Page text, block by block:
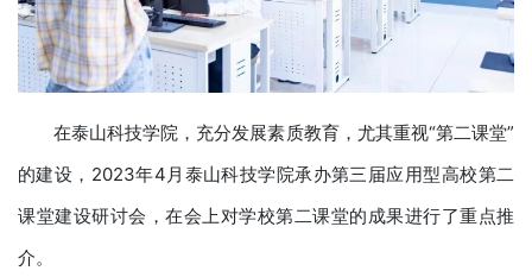
在泰山科技学院，充分发展素质教育，尤其重视“第二课堂”
的建设，2023年4月泰山科技学院承办第三届应用型高校第二
课堂建设研讨会，在会上对学校第二课堂的成果进行了重点推
介。